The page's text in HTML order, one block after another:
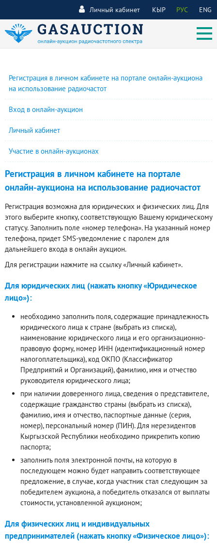
КЫР РУС ENG
Личный кабинет
Регистрация в личном кабинете на портале онлайн-аукциона
на использование радиочастот
Вход в онлайн-аукцион
Личный кабинет
Участие в онлайн-аукционах
Регистрация в личном кабинете на портале
онлайн-аукциона на использование радиочастот
Регистрация возможна для юридических и физических лиц. Для
этого выберите кнопку, соответствующую Вашему юридическому
статусу. Заполнить поле «номер телефона». На указанный номер
телефона, придет SMS-уведомление с паролем для
дальнейшего входа в онлайн аукцион.
Для регистрации нажмите на ссылку «Личный кабинет».
Для юридических лиц (нажать кнопку «Юридическое
лицо»):
необходимо заполнить поля, содержащие принадлежность
юридического лица к стране (выбрать из списка),
наименование юридического лица и его организационно-
правовую форму, номер ИНН (идентификационный номер
налогоплательщика), код ОКПО (Классификатор
Предприятий и Организаций), фамилию, имя и отчество
руководителя юридического лица;
при наличии доверенного лица, сведения о представителе,
содержащие гражданство страны (выбрать из списка),
фамилию, имя и отчество, паспортные данные (серия,
номер), персональный номер (ПИН). Для нерезидентов
Кыргызской Республики необходимо прикрепить копию
паспорта;
заполнить поля электронной почты, на которую в
последующем можно будет направить соответствующее
предложение, в случае, когда участник стал следующим за
победителем аукциона, а победитель отказался от выплаты
стоимости, установленной аукционом;
Для физических лиц и индивидуальных
предпринимателей (нажать кнопку «Физическое лицо»):